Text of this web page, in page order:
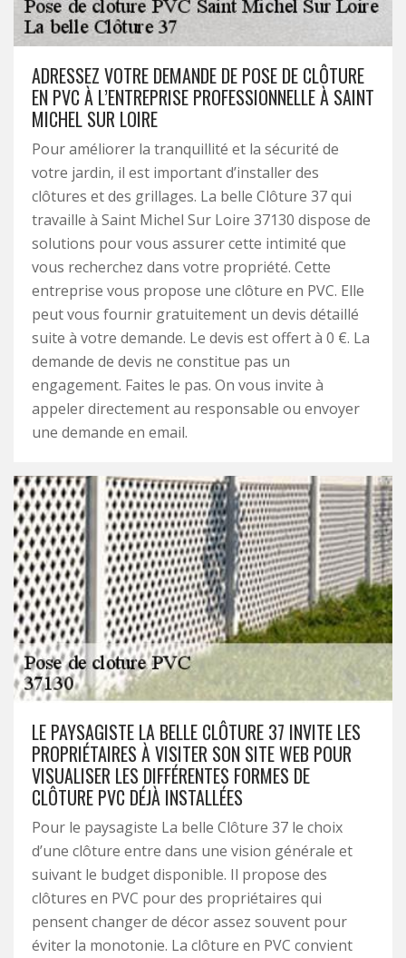
ADRESSEZ VOTRE DEMANDE DE POSE DE CLÔTURE
EN PVC À L’ENTREPRISE PROFESSIONNELLE À SAINT
MICHEL SUR LOIRE
Pour améliorer la tranquillité et la sécurité de
votre jardin, il est important d’installer des
clôtures et des grillages. La belle Clôture 37 qui
travaille à Saint Michel Sur Loire 37130 dispose de
solutions pour vous assurer cette intimité que
vous recherchez dans votre propriété. Cette
entreprise vous propose une clôture en PVC. Elle
peut vous fournir gratuitement un devis détaillé
suite à votre demande. Le devis est offert à 0 €. La
demande de devis ne constitue pas un
engagement. Faites le pas. On vous invite à
appeler directement au responsable ou envoyer
une demande en email.
LE PAYSAGISTE LA BELLE CLÔTURE 37 INVITE LES
PROPRIÉTAIRES À VISITER SON SITE WEB POUR
VISUALISER LES DIFFÉRENTES FORMES DE
CLÔTURE PVC DÉJÀ INSTALLÉES
Pour le paysagiste La belle Clôture 37 le choix
d’une clôture entre dans une vision générale et
suivant le budget disponible. Il propose des
clôtures en PVC pour des propriétaires qui
pensent changer de décor assez souvent pour
éviter la monotonie. La clôture en PVC convient